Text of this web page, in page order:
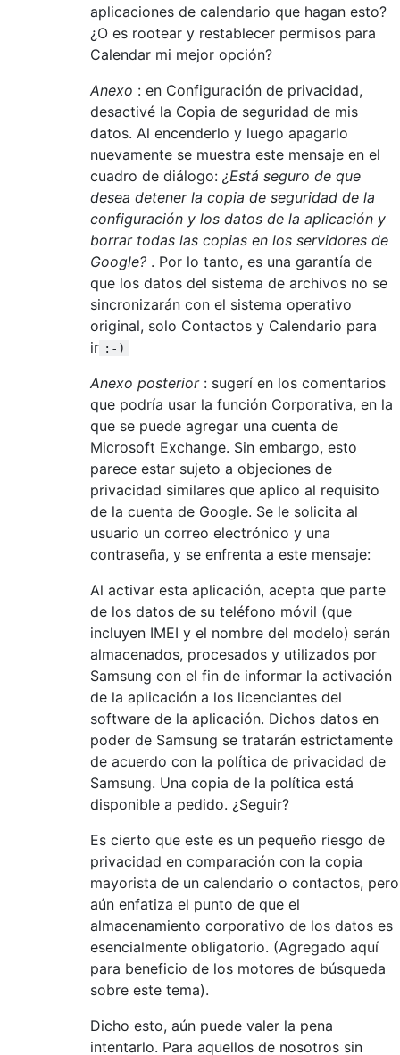
aplicaciones de calendario que hagan esto?
¿O es rootear y restablecer permisos para
Calendar mi mejor opción?
Anexo : en Configuración de privacidad,
desactivé la Copia de seguridad de mis
datos. Al encenderlo y luego apagarlo
nuevamente se muestra este mensaje en el
cuadro de diálogo: ¿Está seguro de que
desea detener la copia de seguridad de la
configuración y los datos de la aplicación y
borrar todas las copias en los servidores de
Google? . Por lo tanto, es una garantía de
que los datos del sistema de archivos no se
sincronizarán con el sistema operativo
original, solo Contactos y Calendario para
ir :-)
Anexo posterior: sugerí en los comentarios
que podría usar la función Corporativa, en la
que se puede agregar una cuenta de
Microsoft Exchange. Sin embargo, esto
parece estar sujeto a objeciones de
privacidad similares que aplico al requisito
de la cuenta de Google. Se le solicita al
usuario un correo electrónico y una
contraseña, y se enfrenta a este mensaje:
Al activar esta aplicación, acepta que parte
de los datos de su teléfono móvil (que
incluyen IMEI y el nombre del modelo) serán
almacenados, procesados ​​y utilizados por
Samsung con el fin de informar la activación
de la aplicación a los licenciantes del
software de la aplicación. Dichos datos en
poder de Samsung se tratarán estrictamente
de acuerdo con la política de privacidad de
Samsung. Una copia de la política está
disponible a pedido. ¿Seguir?
Es cierto que este es un pequeño riesgo de
privacidad en comparación con la copia
mayorista de un calendario o contactos, pero
aún enfatiza el punto de que el
almacenamiento corporativo de los datos es
esencialmente obligatorio. (Agregado aquí
para beneficio de los motores de búsqueda
sobre este tema).
Dicho esto, aún puede valer la pena
intentarlo. Para aquellos de nosotros sin